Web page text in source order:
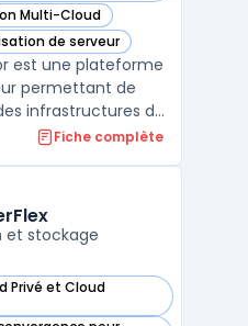
Multi-Cloud
dans cette catégorie
de serveur
dans cette catégorie
est une plateforme
permettant de
infrastructures de
Cloud. Cette
faciliter le
Fiche complète
et stockage
Privé et Cloud
cette catégorie